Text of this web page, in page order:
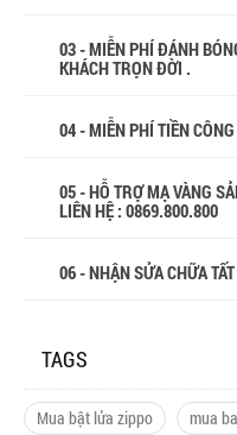
03 - MIỄN PHÍ ĐÁNH
KHÁCH TRỌN ĐỜI .
04 - MIỄN PHÍ TIỀN
05 - HỖ TRỢ MẠ VÀNG
LIÊN HỆ : 0869.800.800
06 - NHẬN SỬA CHỮA
TAGS
Mua bật lửa zippo mua